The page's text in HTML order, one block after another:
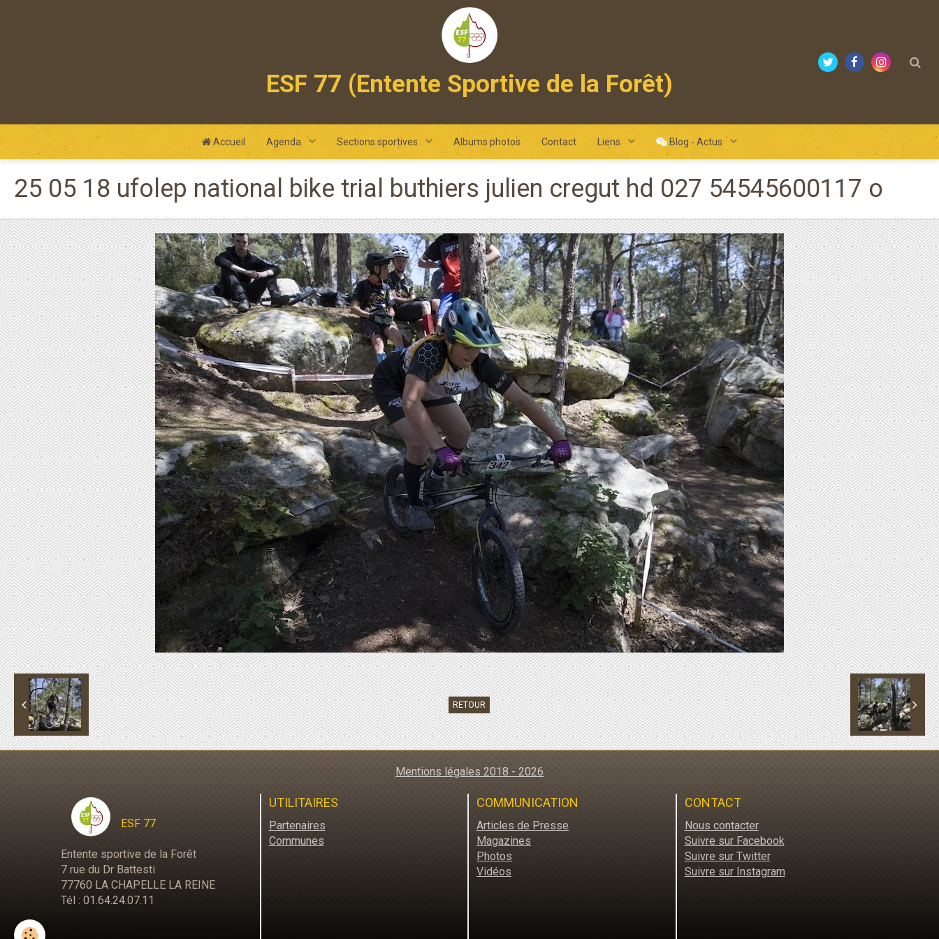
ESF 77 (Entente Sportive de la Forêt)
Accueil Agenda Sections sportives Albums photos Contact Liens Blog - Actus
25 05 18 ufolep national bike trial buthiers julien cregut hd 027 54545600117 o
RETOUR
Mentions légales 2018 - 2026
ESF 77
Entente sportive de la Forêt
7 rue du Dr Battesti
77760 LA CHAPELLE LA REINE
Tél : 01.64.24.07.11
UTILITAIRES
Partenaires
Communes
COMMUNICATION
Articles de Presse
Magazines
Photos
Vidéos
CONTACT
Nous contacter
Suivre sur Facebook
Suivre sur Twitter
Suivre sur Instagram